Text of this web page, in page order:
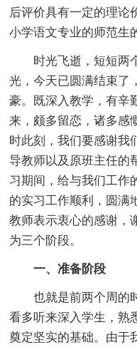
后评价具有一定的理论
小学语文专业的师范生
时光飞逝，短短两
光，今天已圆满结束了
豪。既深入教学，有辛
来，颇多留恋，诸多感
时此刻，我们要感谢我
导教师以及原班主任的
习期间，给与我们工作
的实习工作顺利，圆满
教师表示衷心的感谢，
为三个阶段。
一、准备阶段
也就是前两个周的时
看多听来深入学生，熟
奠定坚实的基础。由于